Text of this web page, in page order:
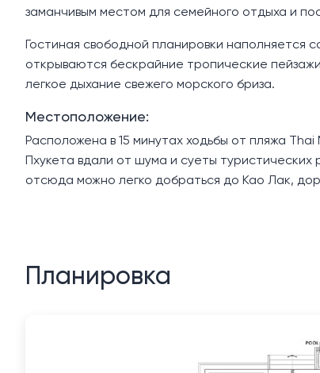
заманчивым местом для семейного отдыха и
Гостиная свободной планировки наполняется
открываются бескрайние тропические
легкое дыхание свежего морского бриза.
Местоположение:
Расположена в 15 минутах ходьбы от пляжа
Пхукета вдали от шума и суеты
отсюда можно легко добраться до Као Лак,
Планировка